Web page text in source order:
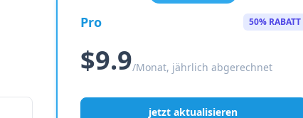
Pro 50% RABATT
$9.9/Monat, jährlich abgerechnet
jetzt aktualisieren